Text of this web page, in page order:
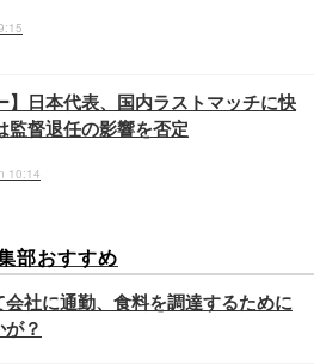
】日本代表、国内ラストマッチに快
督退任の影響を否定
10:14
部おすすめ
社に通勤、食料を調達するために
？